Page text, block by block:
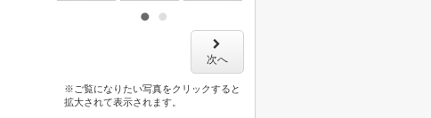
次へ
※ご覧になりたい写真をクリックすると
拡大されて表示されます。